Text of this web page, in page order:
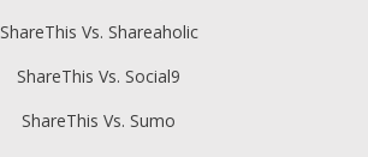
ShareThis Vs. Shareaholic
ShareThis Vs. Social9
ShareThis Vs. Sumo